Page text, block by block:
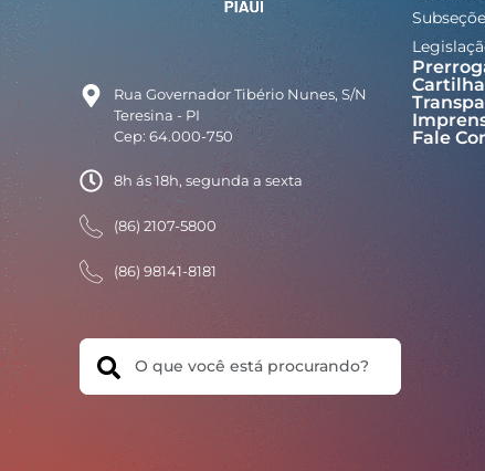
Rua Governador Tibério Nunes, S/N
Teresina - PI
Cep: 64.000-750
8h ás 18h, segunda a sexta
(86) 2107-5800
(86) 98141-8181
Search
Fale